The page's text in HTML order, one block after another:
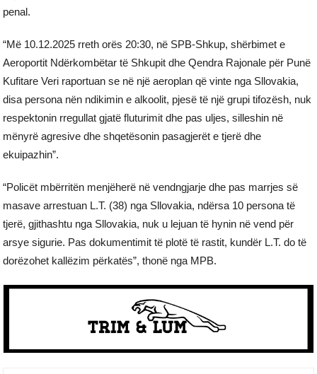
penal.
“Më 10.12.2025 rreth orës 20:30, në SPB-Shkup, shërbimet e
Aeroportit Ndërkombëtar të Shkupit dhe Qendra Rajonale për Punë
Kufitare Veri raportuan se në një aeroplan që vinte nga Sllovakia,
disa persona nën ndikimin e alkoolit, pjesë të një grupi tifozësh, nuk
respektonin rregullat gjatë fluturimit dhe pas uljes, silleshin në
mënyrë agresive dhe shqetësonin pasagjerët e tjerë dhe
ekuipazhin”.
“Policët mbërritën menjëherë në vendngjarje dhe pas marrjes së
masave arrestuan L.T. (38) nga Sllovakia, ndërsa 10 persona të
tjerë, gjithashtu nga Sllovakia, nuk u lejuan të hynin në vend për
arsye sigurie. Pas dokumentimit të plotë të rastit, kundër L.T. do të
dorëzohet kallëzim përkatës”, thonë nga MPB.